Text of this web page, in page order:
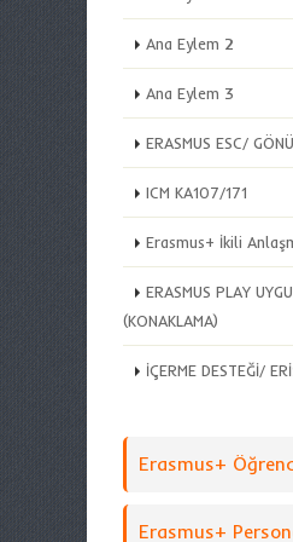
Ana Eylem 2
Ana Eylem 3
ERASMUS ESC/
ICM KA107/171
Erasmus+ İkili
ERASMUS PLAY
(KONAKLAMA)
İÇERME DESTEĞİ/
Erasmus+
Erasmus+